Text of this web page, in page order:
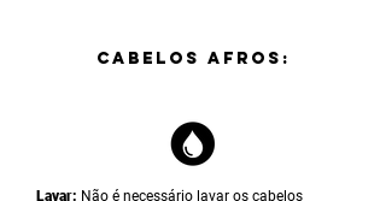
CABELOS AFROS:
Lavar: Não é necessário lavar os cabelos